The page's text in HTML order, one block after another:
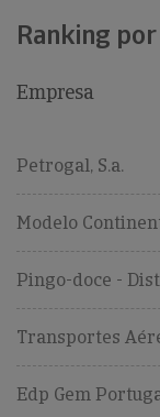
Ranking
Empresa
Petrogal, S.a.
Modelo
Pingo-doce -
Transportes
Edp Gem